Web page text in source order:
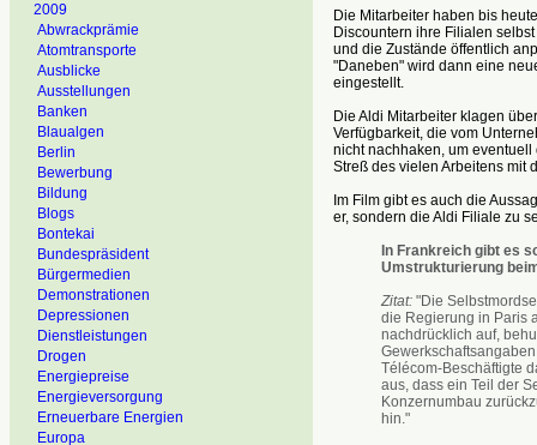
2009
Abwrackprämie
Atomtransporte
Ausblicke
Ausstellungen
Banken
Blaualgen
Berlin
Bewerbung
Bildung
Blogs
Bontekai
Bundespräsident
Bürgermedien
Demonstrationen
Depressionen
Dienstleistungen
Drogen
Energiepreise
Energieversorgung
Erneuerbare Energien
Europa
Die Mitarbeiter haben bis
Discountern ihre Filialen
und die Zustände öffentlich
"Daneben" wird dann eine
eingestellt.
Die Aldi Mitarbeiter klagen
Verfügbarkeit, die vom
nicht nachhaken, um
Streß des vielen Arbeitens mit
Im Film gibt es auch die
er, sondern die Aldi Filiale zu
In Frankreich gibt es
Umstrukturierung
Zitat:"Die
die Regierung in Paris
nachdrücklich auf,
Télécom-Beschäftigte
aus, dass ein Teil der
Konzernumbau
hin."